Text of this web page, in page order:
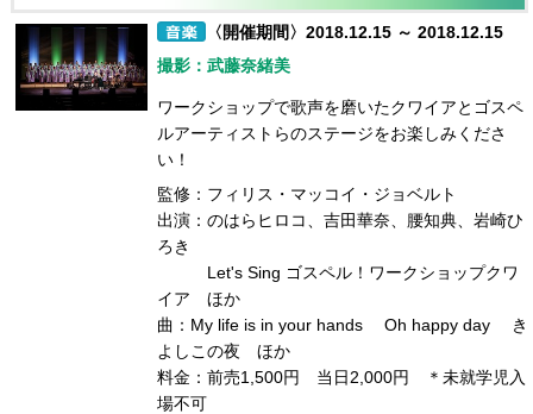
〈開催期間〉2018.12.15 ～ 2018.12.15
撮影：武藤奈緒美
ワークショップで歌声を磨いたクワイアとゴスペ
ルアーティストらのステージをお楽しみくださ
い！
監修：フィリス・マッコイ・ジョベルト
出演：のはらヒロコ、吉田華奈、腰知典、岩崎ひ
ろき
Let's Sing ゴスペル！ワークショップクワ
イア ほか
曲：My life is in your hands Oh happy day き
よしこの夜 ほか
料金：前売1,500円 当日2,000円 ＊未就学児入
場不可